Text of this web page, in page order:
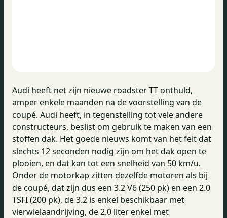
Audi heeft net zijn nieuwe roadster TT onthuld,
amper enkele maanden na de voorstelling van de
coupé. Audi heeft, in tegenstelling tot vele andere
constructeurs, beslist om gebruik te maken van een
stoffen dak. Het goede nieuws komt van het feit dat
slechts 12 seconden nodig zijn om het dak open te
plooien, en dat kan tot een snelheid van 50 km/u.
Onder de motorkap zitten dezelfde motoren als bij
de coupé, dat zijn dus een 3.2 V6 (250 pk) en een 2.0
TSFI (200 pk), de 3.2 is enkel beschikbaar met
vierwielaandrijving, de 2.0 liter enkel met